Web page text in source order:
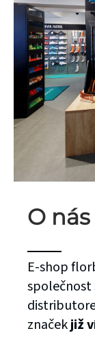
O nás
E-shop
společnost
značekjiž